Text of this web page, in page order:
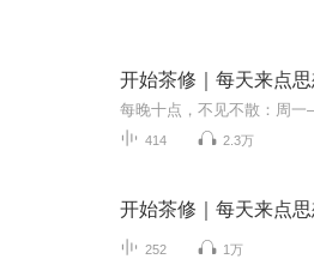
开始茶修｜每天来点思
414 2.3万
开始茶修｜每天来点思
252 1万